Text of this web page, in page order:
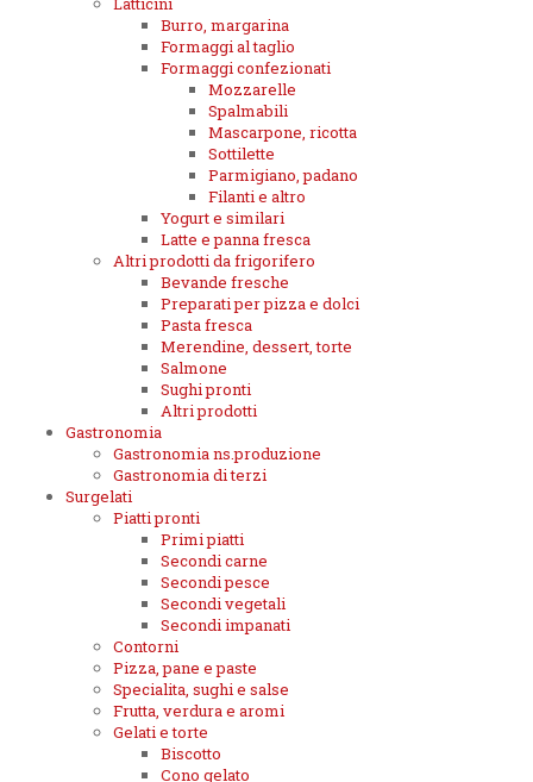
Burro, margarina
Formaggi al taglio
Formaggi confezionati
Mozzarelle
Spalmabili
Mascarpone, ricotta
Sottilette
Parmigiano, padano
Filanti e altro
Yogurt e similari
Latte e panna fresca
Altri prodotti da frigorifero
Bevande fresche
Preparati per pizza e dolci
Pasta fresca
Merendine, dessert, torte
Salmone
Sughi pronti
Altri prodotti
Gastronomia
Gastronomia ns.produzione
Gastronomia di terzi
Surgelati
Piatti pronti
Primi piatti
Secondi carne
Secondi pesce
Secondi vegetali
Secondi impanati
Contorni
Pizza, pane e paste
Specialita, sughi e salse
Frutta, verdura e aromi
Gelati e torte
Biscotto
Cono gelato